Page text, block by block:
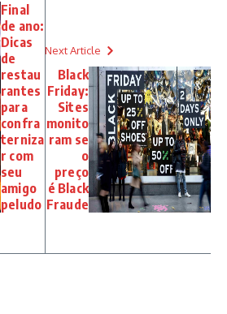
Final
de ano:
Dicas
de
restau
rantes
para
confra
terniza
r com
seu
amigo
peludo
Next Article
Black
Friday:
Sites
monito
ram se
o
preço
é Black
Fraude